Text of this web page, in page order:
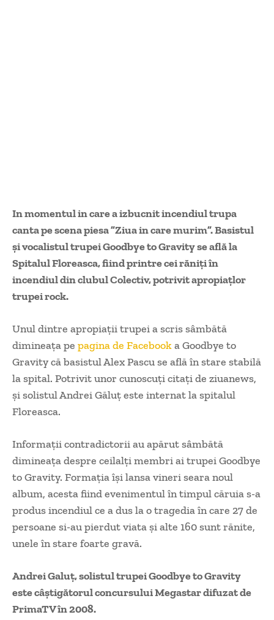
In momentul in care a izbucnit incendiul trupa
canta pe scena piesa ”Ziua in care murim”. Basistul
şi vocalistul trupei Goodbye to Gravity se află la
Spitalul Floreasca, fiind printre cei răniţi în
incendiul din clubul Colectiv, potrivit apropiaţlor
trupei rock.
Unul dintre apropiaţii trupei a scris sâmbătă
dimineaţa pe pagina de Facebooka Goodbye to
Gravity că basistul Alex Pascu se află în stare stabilă
la spital. Potrivit unor cunoscuţi citaţi de ziuanews,
şi solistul Andrei Găluţ este internat la spitalul
Floreasca.
Informaţii contradictorii au apărut sâmbătă
dimineaţa despre ceilalţi membri ai trupei Goodbye
to Gravity. Formaţia îşi lansa vineri seara noul
album, acesta fiind evenimentul în timpul căruia s-a
produs incendiul ce a dus la o tragedia în care 27 de
persoane si-au pierdut viata şi alte 160 sunt rănite,
unele în stare foarte gravă.
Andrei Galuț, solistul trupei Goodbye to Gravity
este câștigătorul concursului Megastar difuzat de
PrimaTV în 2008.